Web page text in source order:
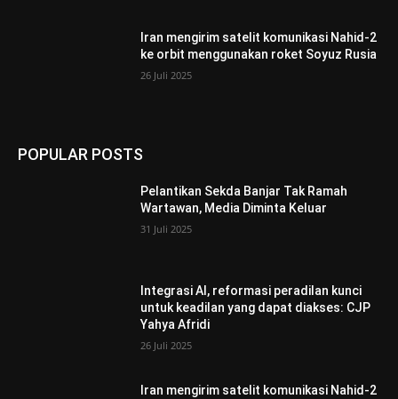
Iran mengirim satelit komunikasi Nahid-2
ke orbit menggunakan roket Soyuz Rusia
26 Juli 2025
POPULAR POSTS
Pelantikan Sekda Banjar Tak Ramah
Wartawan, Media Diminta Keluar
31 Juli 2025
Integrasi AI, reformasi peradilan kunci
untuk keadilan yang dapat diakses: CJP
Yahya Afridi
26 Juli 2025
Iran mengirim satelit komunikasi Nahid-2